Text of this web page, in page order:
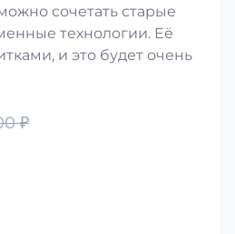
сочетать старые
технологии. Её
и это будет очень
₽